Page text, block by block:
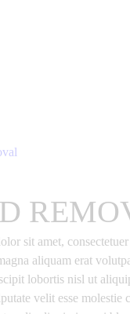
sit amet,
aliquam erat
lobortis nisl ut
velit esse